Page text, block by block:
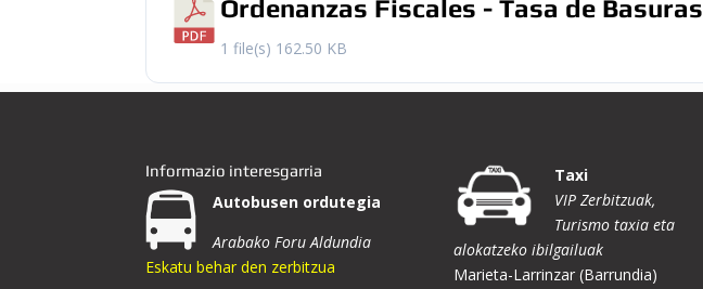
Ordenanzas Fiscales - Tasa de Basuras
1 file(s) 162.50 KB
Informazio interesgarria
Autobusen ordutegia
Arabako Foru Aldundia
Eskatu behar den zerbitzua
Taxi
VIP Zerbitzuak,
Turismo taxia eta
alokatzeko ibilgailuak
Marieta-Larrinzar (Barrundia)